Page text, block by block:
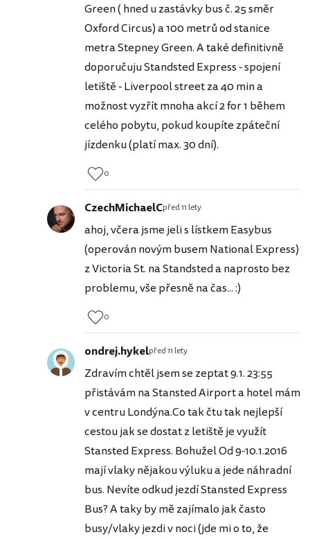
Green ( hned u zastávky bus č. 25 směr
Oxford Circus) a 100 metrů od stanice
metra Stepney Green. A také definitivně
doporučuju Standsted Express - spojení
letiště - Liverpool street za 40 min a
možnost vyzřít mnoha akcí 2 for 1 během
celého pobytu, pokud koupíte zpáteční
jízdenku (platí max. 30 dní).
0
CzechMichaelCpřed 11 lety
ahoj, včera jsme jeli s lístkem Easybus
(operován novým busem National Express)
z Victoria St. na Standsted a naprosto bez
problemu, vše přesně na čas... :)
0
ondrej.hykelpřed 11 lety
Zdravím chtěl jsem se zeptat 9.1. 23:55
přistávám na Stansted Airport a hotel mám
v centru Londýna.Co tak čtu tak nejlepší
cestou jak se dostat z letiště je využít
Stansted Express. Bohužel Od 9-10.1.2016
mají vlaky nějakou výluku a jede náhradní
bus. Nevíte odkud jezdí Stansted Express
Bus? A taky by mě zajímalo jak často
busy/vlaky jezdi v noci (jde mi o to, že